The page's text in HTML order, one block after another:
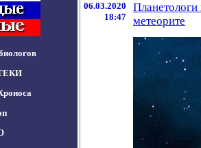
06.03.2020
18:47
метеорите